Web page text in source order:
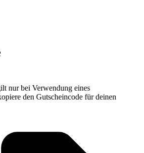
nur bei Verwendung eines
den Gutscheincode für deinen